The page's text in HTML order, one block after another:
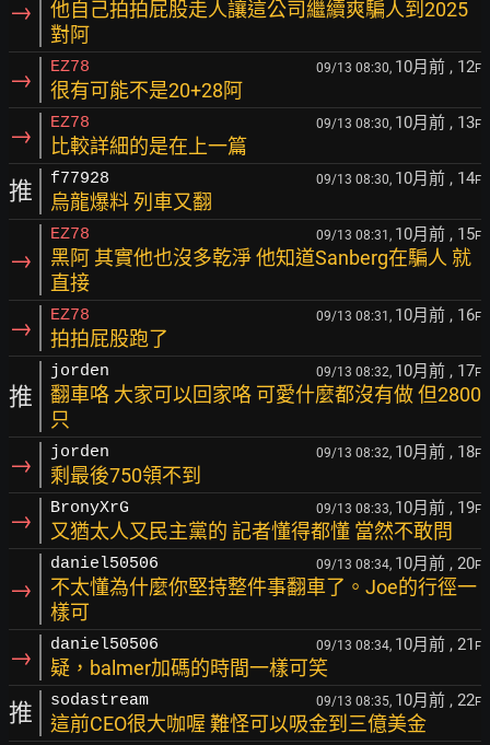
→
他自己拍拍屁股走人讓這公司繼續爽騙人到2025
對阿
→ EZ78 09/13 08:30, 10月前 , 12F
很有可能不是20+28阿
→ EZ78 09/13 08:30, 10月前 , 13F
比較詳細的是在上一篇
推 f77928 09/13 08:30, 10月前 , 14F
烏龍爆料 列車又翻
→
EZ78 09/13 08:31, 10月前 , 15F
黑阿 其實他也沒多乾淨 他知道Sanberg在騙人 就
直接
→ EZ78 09/13 08:31, 10月前 , 16F
拍拍屁股跑了
推
jorden 09/13 08:32, 10月前 , 17F
翻車咯 大家可以回家咯 可愛什麼都沒有做 但2800
只
→ jorden 09/13 08:32, 10月前 , 18F
剩最後750領不到
→ BronyXrG 09/13 08:33, 10月前 , 19F
又猶太人又民主黨的 記者懂得都懂 當然不敢問
→
daniel50506 09/13 08:34, 10月前 , 20F
不太懂為什麼你堅持整件事翻車了。Joe的行徑一
樣可
→ daniel50506 09/13 08:34, 10月前 , 21 F
疑，balmer加碼的時間一樣可笑
推 sodastream 09/13 08:35, 10月前 , 22F
這前CEO很大咖喔 難怪可以吸金到三億美金